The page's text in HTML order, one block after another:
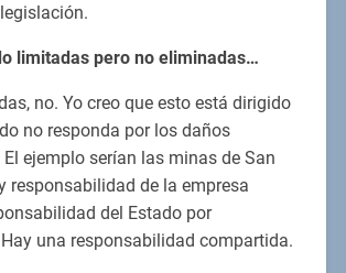
limitadas pero no eliminadas…
no. Yo creo que esto está dirigido
no responda por los daños
ejemplo serían las minas de San
responsabilidad de la empresa
del Estado por
una responsabilidad compartida.